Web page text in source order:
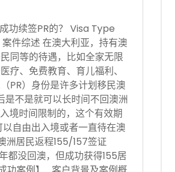
功续签PR的？ Visa Type
件综述 在澳大利亚，持有澳
同等的待遇，比如全家无限
疗、免费教育、育儿福利、
PR）身份是许多计划移民澳
是不是就可以长时间不回澳洲
境时间限制的，这个有效期
自由出入境或者一直待在澳
洲居民返程155/157签证
都没回澳，但成功获得155居